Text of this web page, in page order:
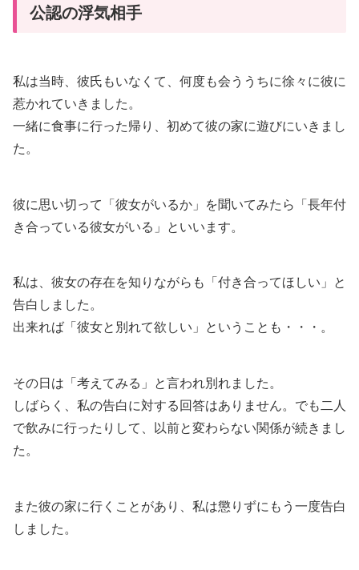
公認の浮気相手
私は当時、彼氏もいなくて、何度も会ううちに徐々に彼に
惹かれていきました。
一緒に食事に行った帰り、初めて彼の家に遊びにいきまし
た。
彼に思い切って「彼女がいるか」を聞いてみたら「長年付
き合っている彼女がいる」といいます。
私は、彼女の存在を知りながらも「付き合ってほしい」と
告白しました。
出来れば「彼女と別れて欲しい」ということも・・・。
その日は「考えてみる」と言われ別れました。
しばらく、私の告白に対する回答はありません。でも二人
で飲みに行ったりして、以前と変わらない関係が続きまし
た。
また彼の家に行くことがあり、私は懲りずにもう一度告白
しました。